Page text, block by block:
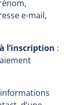
e-mail,
l’inscription :